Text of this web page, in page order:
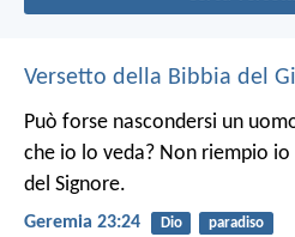
Versetto della Bibbia del
Può forse nascondersi un
che io lo veda? Non riempio
del Signore.
Geremia 23:24 Dio paradiso